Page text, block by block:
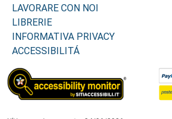
LAVORARE CON NOI
LIBRERIE
INFORMATIVA PRIVACY
ACCESSIBILITÁ